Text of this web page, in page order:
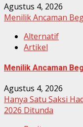
Agustus 4, 2026
Menilik Ancaman
Alternatif
Artikel
Menilik Ancaman
Agustus 4, 2026
Hanya Satu Saksi
2026 Ditunda